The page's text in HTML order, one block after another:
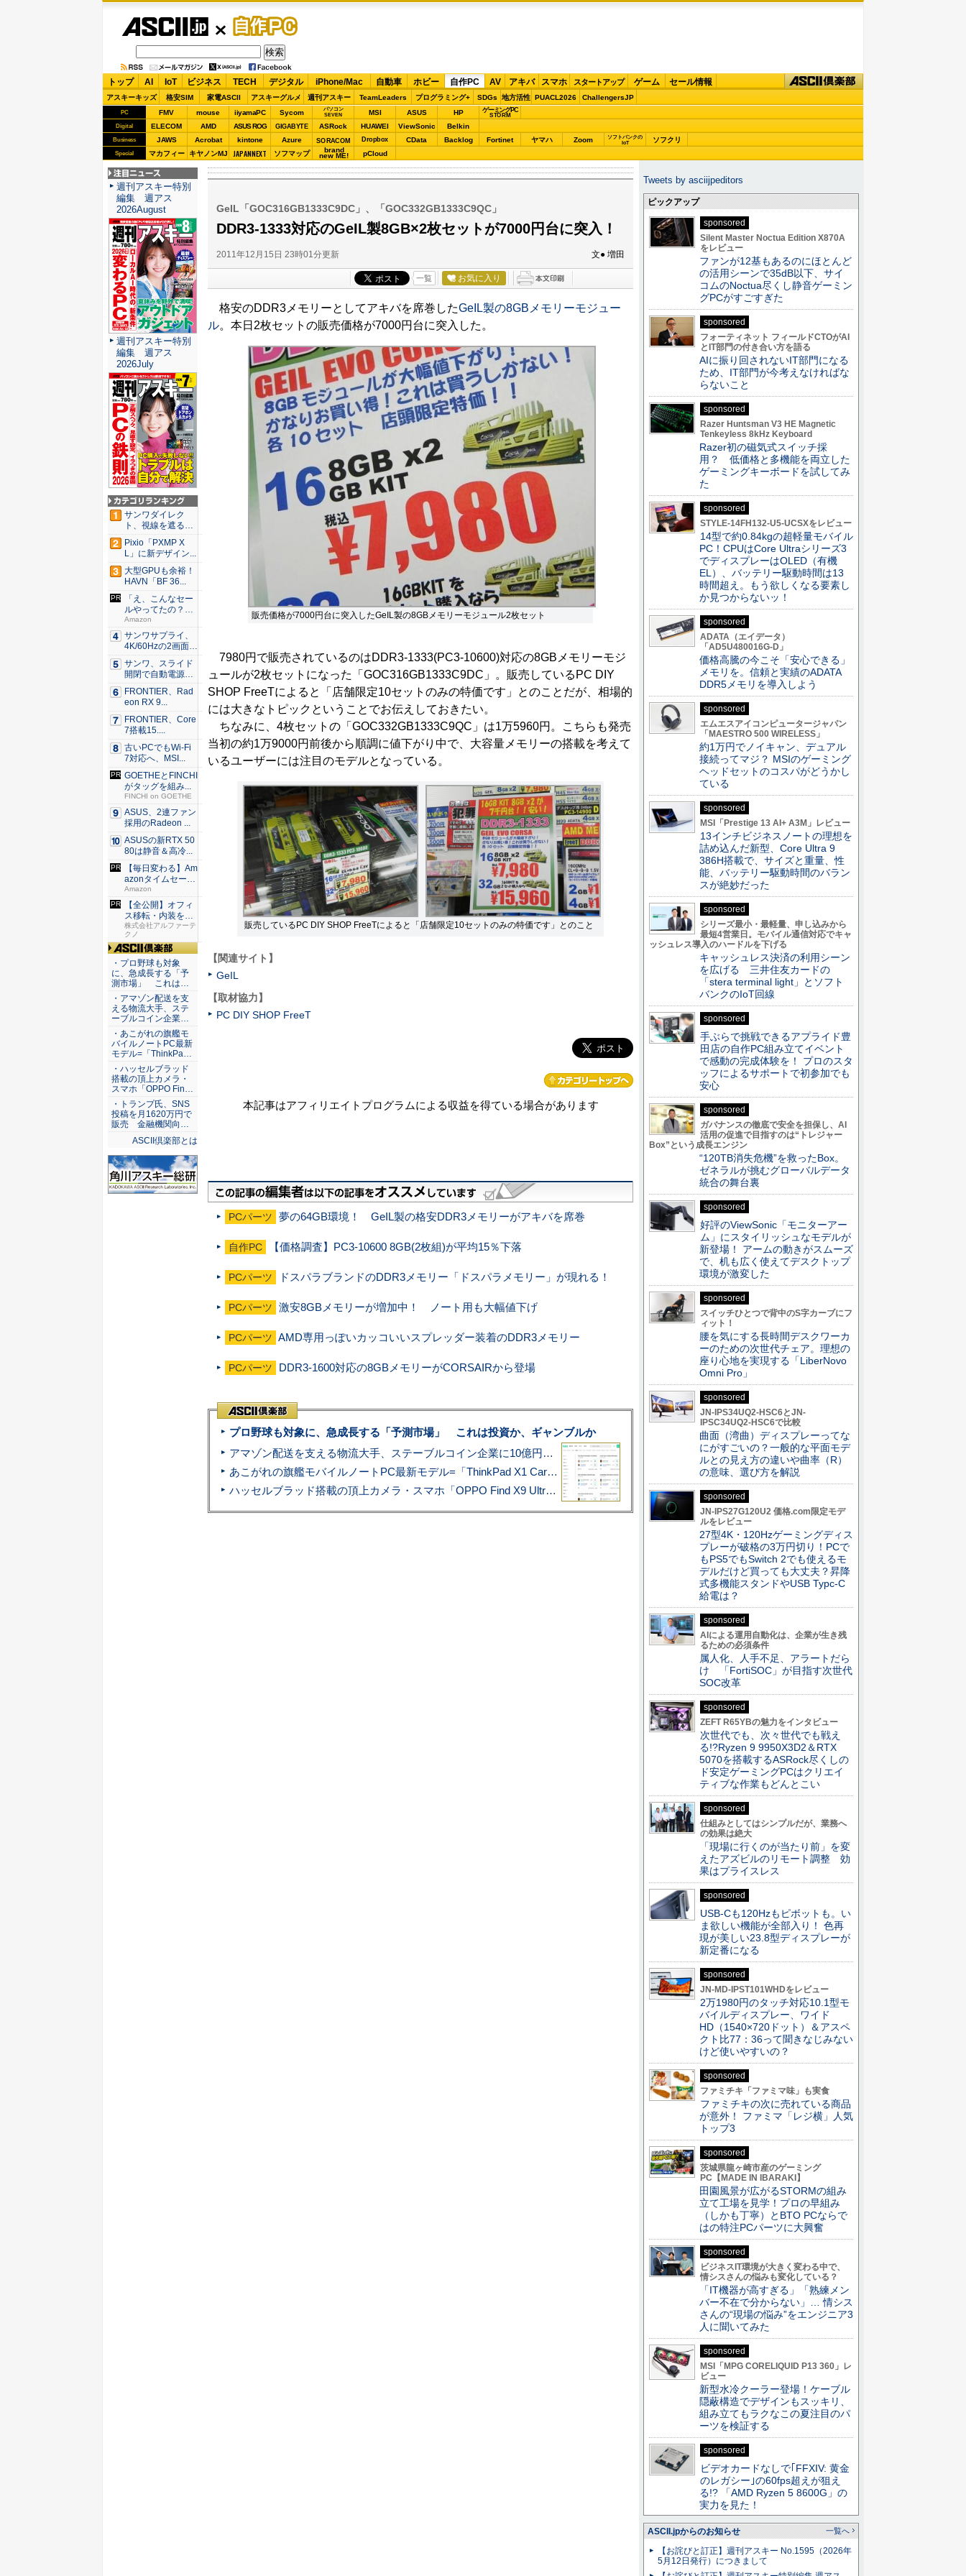
自作PC
トップ AI IoT ビジネス TECH デジタル iPhone/Mac 自動車 ホビー 自作PC AV アキバ スマホ スタートアップ ゲーム セール情報
アスキーキッズ 格安SIM 家電ASCII アスキーグルメ 週刊アスキー TeamLeaders プログラミング+ SDGs 地方活性 PUACL2026 ChallengersJP
PC FMV mouse iiyamaPC Sycom
パソコン
SEVEN
MSI ASUS HP ゲーミングPC
STORM
Digital ELECOM AMD ASUS ROG GIGABYTE ASRock HUAWEI ViewSonic Belkin
Business JAWS Acrobat kintone Azure SORACOM Dropbox CData Backlog Fortinet ヤマハ Zoom
ソフトバンクの
IoT
ソフクリ
Special マカフィー キヤノンMJ JAPANNEXT ソフマップ brand
new ME! pCloud
GeIL「GOC316GB1333C9DC」、「GOC332GB1333C9QC」
DDR3-1333対応のGeIL製8GB×2枚セットが7000円台に突入！
2011年12月15日 23時01分更新 文● 増田
一覧 お気に入り
格安のDDR3メモリーとしてアキバを席巻したGeIL製の8GBメモリーモジュー
ル。本日2枚セットの販売価格が7000円台に突入した。
販売価格が7000円台に突入したGeIL製の8GBメモリーモジュール2枚セット
7980円で販売されているのはDDR3-1333(PC3-10600)対応の8GBメモリーモジ
ュールが2枚セットになった「GOC316GB1333C9DC」。販売しているPC DIY
SHOP FreeTによると「店舗限定10セットのみの特価です」とのことだが、相場的
には大きなトピックということでお伝えしておきたい。
ちなみに、4枚セットの「GOC332GB1333C9QC」は1万5960円。こちらも発売
当初の約1万9000円前後から順調に値下がり中で、大容量メモリーの搭載を考えて
いるユーザーには注目のモデルとなっている。
販売しているPC DIY SHOP FreeTによると「店舗限定10セットのみの特価です」とのこと
【関連サイト】
GeIL
【取材協力】
PC DIY SHOP FreeT
本記事はアフィリエイトプログラムによる収益を得ている場合があります
PCパーツ 夢の64GB環境！ GeIL製の格安DDR3メモリーがアキバを席巻
自作PC 【価格調査】PC3-10600 8GB(2枚組)が平均15％下落
PCパーツ ドスパラブランドのDDR3メモリー「ドスパラメモリー」が現れる！
PCパーツ 激安8GBメモリーが増加中！ ノート用も大幅値下げ
PCパーツ AMD専用っぽいカッコいいスプレッダー装着のDDR3メモリー
PCパーツ DDR3-1600対応の8GBメモリーがCORSAIRから登場
プロ野球も対象に、急成長する「予測市場」 これは投資か、ギャンブルか
アマゾン配送を支える物流大手、ステーブルコイン企業に10億円投資のワケ
あこがれの旗艦モバイルノートPC最新モデル=「ThinkPad X1 Carbon Gen 14 Aura Edition」実機レビュー
ハッセルブラッド搭載の頂上カメラ・スマホ「OPPO Find X9 Ultra」実写レビュー=プロが本気で徹底撮影しました!!
注目ニュース
週刊アスキー特別
編集 週アス
2026August
週刊アスキー特別
編集 週アス
2026July
サンワダイレク
ト、視線を遮るフ
ェルト製デ...
Pixio「PXMP X
L」に新デザイン...
大型GPUも余裕！
HAVN「BF 36...
「え、こんなセー
ルやってたの？」
80％O...
Amazon
サンワサプライ、
4K/60Hzの2画面
出...
サンワ、スライド
開閉で自動電源O
N/OF...
FRONTIER、Rad
eon RX 9...
FRONTIER、Core
7搭載15....
古いPCでもWi-Fi
7対応へ、MSI...
GOETHEとFINCHI
がタッグを組み...
FINCHI on GOETHE
ASUS、2連ファン
採用のRadeon ...
ASUSの新RTX 50
80は静音＆高冷...
【毎日変わる】Am
azonタイムセール
が...
Amazon
【全公開】オフィ
ス移転・内装を成
功に導く...
株式会社アルファーテ
クノ
ASCII倶楽部
・プロ野球も対象
に、急成長する「予
測市場」 これは…
・アマゾン配送を支
える物流大手、ステ
ーブルコイン企業…
・あこがれの旗艦モ
バイルノートPC最新
モデル=「ThinkPa…
・ハッセルブラッド
搭載の頂上カメラ・
スマホ「OPPO Fin…
・トランプ氏、SNS
投稿を月1620万円で
販売 金融機関向…
ASCII倶楽部とは
Tweets by asciijpeditors
ピックアップ
sponsored
Silent Master Noctua Edition X870A
をレビュー
ファンが12基もあるのにほとんど
の活用シーンで35dB以下、サイ
コムのNoctua尽くし静音ゲーミン
グPCがすごすぎた
sponsored
フォーティネット フィールドCTOがAI
とIT部門の付き合い方を語る
AIに振り回されないIT部門になる
ため、IT部門が今考えなければな
らないこと
sponsored
Razer Huntsman V3 HE Magnetic
Tenkeyless 8kHz Keyboard
Razer初の磁気式スイッチ採
用？ 低価格と多機能を両立した
ゲーミングキーボードを試してみ
た
sponsored
STYLE-14FH132-U5-UCSXをレビュー
14型で約0.84kgの超軽量モバイル
PC！CPUはCore Ultraシリーズ3
でディスプレーはOLED（有機
EL）、バッテリー駆動時間は13
時間超え。もう欲しくなる要素し
か見つからないッ！
sponsored
ADATA（エイデータ）
「AD5U480016G-D」
価格高騰の今こそ「安心できる」
メモリを。信頼と実績のADATA
DDR5メモリを導入しよう
sponsored
エムエスアイコンピュータージャパン
「MAESTRO 500 WIRELESS」
約1万円でノイキャン、デュアル
接続ってマジ？ MSIのゲーミング
ヘッドセットのコスパがどうかし
ている
sponsored
MSI「Prestige 13 AI+ A3M」レビュー
13インチビジネスノートの理想を
詰め込んだ新型、Core Ultra 9
386H搭載で、サイズと重量、性
能、バッテリー駆動時間のバラン
スが絶妙だった
sponsored
シリーズ最小・最軽量、申し込みから
最短4営業日。モバイル通信対応でキャ
ッシュレス導入のハードルを下げる
キャッシュレス決済の利用シーン
を広げる 三井住友カードの
「stera terminal light」とソフト
バンクのIoT回線
sponsored
手ぶらで挑戦できるアプライド豊
田店の自作PC組み立てイベント
で感動の完成体験を！ プロのスタ
ッフによるサポートで初参加でも
安心
sponsored
ガバナンスの徹底で安全を担保し、AI
活用の促進で目指すのは“トレジャー
Box”という成長エンジン
“120TB消失危機”を救ったBox。
ゼネラルが挑むグローバルデータ
統合の舞台裏
sponsored
好評のViewSonic「モニターアー
ム」にスタイリッシュなモデルが
新登場！ アームの動きがスムーズ
で、机も広く使えてデスクトップ
環境が激変した
sponsored
スイッチひとつで背中のS字カーブにフ
ィット！
腰を気にする長時間デスクワーカ
ーのための次世代チェア。理想の
座り心地を実現する「LiberNovo
Omni Pro」
sponsored
JN-IPS34UQ2-HSC6とJN-
IPSC34UQ2-HSC6で比較
曲面（湾曲）ディスプレーってな
にがすごいの？一般的な平面モデ
ルとの見え方の違いや曲率（R）
の意味、選び方を解説
sponsored
JN-IPS27G120U2 価格.com限定モデ
ルをレビュー
27型4K・120Hzゲーミングディス
プレーが破格の3万円切り！PCで
もPS5でもSwitch 2でも使えるモ
デルだけど買っても大丈夫？昇降
式多機能スタンドやUSB Typc-C
給電は？
sponsored
AIによる運用自動化は、企業が生き残
るための必須条件
属人化、人手不足、アラートだら
け 「FortiSOC」が目指す次世代
SOC改革
sponsored
ZEFT R65YBの魅力をインタビュー
次世代でも、次々世代でも戦え
る!?Ryzen 9 9950X3D2＆RTX
5070を搭載するASRock尽くしの
ド安定ゲーミングPCはクリエイ
ティブな作業もどんとこい
sponsored
仕組みとしてはシンプルだが、業務へ
の効果は絶大
「現場に行くのが当たり前」を変
えたアズビルのリモート調整 効
果はプライスレス
sponsored
USB-Cも120Hzもピボットも。い
ま欲しい機能が全部入り！ 色再
現が美しい23.8型ディスプレーが
新定番になる
sponsored
JN-MD-IPST101WHDをレビュー
2万1980円のタッチ対応10.1型モ
バイルディスプレー、ワイド
HD（1540×720ドット）＆アスペ
クト比77：36って聞きなじみない
けど使いやすいの？
sponsored
ファミチキ「ファミマ味」も実食
ファミチキの次に売れている商品
が意外！ ファミマ「レジ横」人気
トップ3
sponsored
茨城県龍ヶ崎市産のゲーミング
PC【MADE IN IBARAKI】
田園風景が広がるSTORMの組み
立て工場を見学！プロの早組み
（しかも丁寧）とBTO PCならで
はの特注PCパーツに大興奮
sponsored
ビジネスIT環境が大きく変わる中で、
情シスさんの悩みも変化している？
「IT機器が高すぎる」「熟練メン
バー不在で分からない」… 情シス
さんの“現場の悩み”をエンジニア3
人に聞いてみた
sponsored
MSI「MPG CORELIQUID P13 360」レ
ビュー
新型水冷クーラー登場！ケーブル
隠蔽構造でデザインもスッキリ、
組み立てもラクなこの夏注目のパ
ーツを検証する
sponsored
ビデオカードなしで｢FFXIV: 黄金
のレガシー｣の60fps超えが狙え
る!? 「AMD Ryzen 5 8600G」の
実力を見た！
ASCII.jpからのお知らせ 一覧へ
【お詫びと訂正】週刊アスキー No.1595（2026年
5月12日発行）につきまして